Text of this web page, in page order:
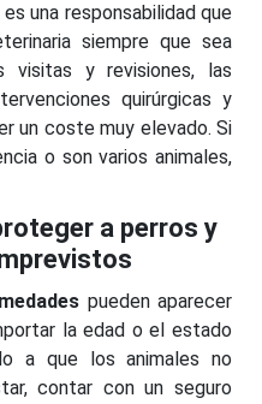
una responsabilidad que
siempre que sea
visitas y revisiones, las
quirúrgicas y
un coste muy elevado. Si
o son varios animales,
a perros y
pueden aparecer
la edad o el estado
a que los animales no
contar con un seguro